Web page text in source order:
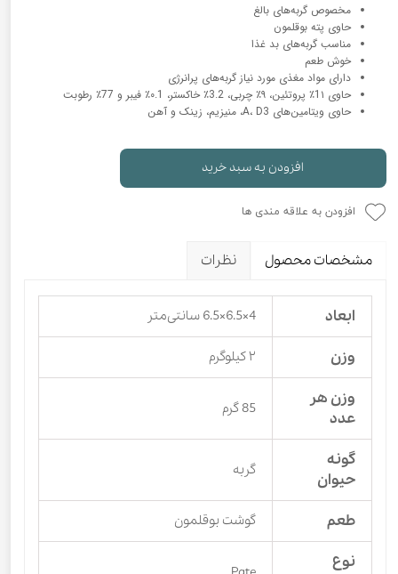
مخصوص گربه‌های بالغ
حاوی پته بوقلمون
مناسب گربه‌های بد غذا
خوش طعم
دارای مواد مغذی مورد نیاز گربه‌های پرانرژی
حاوی 1۱٪ پروتئین، ۹٪ چربی، 3.2٪ خاکستر، ۰.1٪ فیبر و 77٪ رطوبت
حاوی ویتامین‌های A، D3، منیزیم، زینک و آهن
افزودن به سبد خرید
افزودن به علاقه مندی ها
مشخصات محصول نظرات
ابعاد 4×6.5×6.5 سانتی‌متر
وزن ۲ کیلوگرم
وزن هر
عدد
85 گرم
گونه
حیوان
گربه
طعم گوشت بوقلمون
نوع